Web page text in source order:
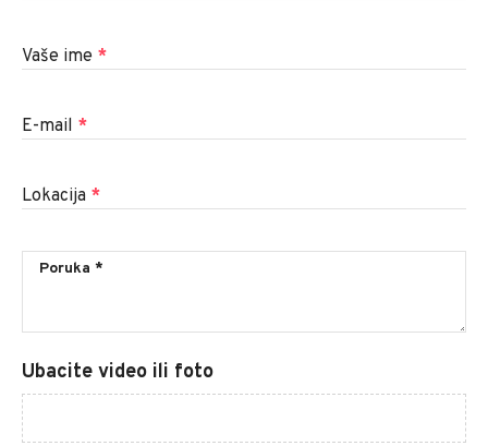
Vaše ime *
E-mail *
Lokacija *
Ubacite video ili foto